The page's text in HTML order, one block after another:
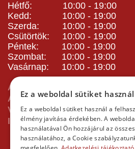
Hétfő: 10:00 - 19:00
Kedd: 10:00 - 19:00
Szerda: 10:00 - 19:00
Csütörtök: 10:00 - 19:00
Péntek: 10:00 - 19:00
Szombat: 10:00 - 19:00
Vasárnap: 10:00 - 19:00
ÁSZF - Általános Szerződési
Adatvédelmi és adatkezelési
Vásárlás előtti tájékoztató
Impresszum
Ez a weboldal sütiket használ
Ez a weboldal sütiket használ a
élmény javítása érdekében. A
használatával Ön hozzájárul az
használatához, a Cookie